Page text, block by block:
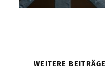
WEITERE BEITRÄGE